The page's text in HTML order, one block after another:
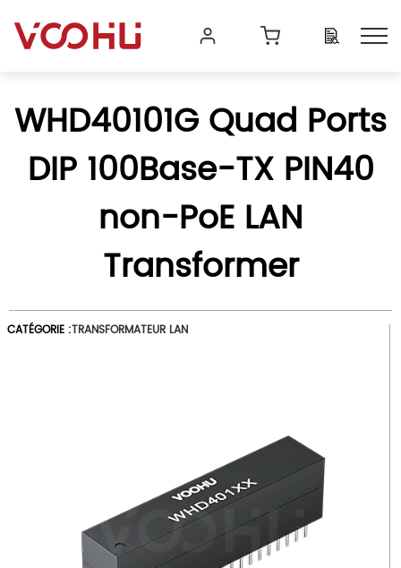
WHD40101G Quad Ports
DIP 100Base-TX PIN40
non-PoE LAN
Transformer
CATÉGORIE :TRANSFORMATEUR LAN